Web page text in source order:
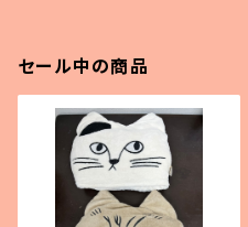
セール中の商品